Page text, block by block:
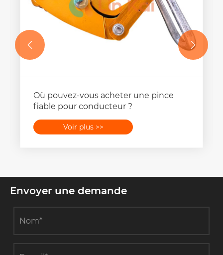
Où pouvez-vous acheter une pince
fiable pour conducteur ?
Voir plus >>
 
Envoyer une demande